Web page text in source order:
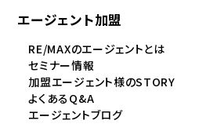
エージェント加盟
RE/MAXのエージェントとは
セミナー情報
加盟エージェント様のSTORY
よくあるQ&A
エージェントブログ